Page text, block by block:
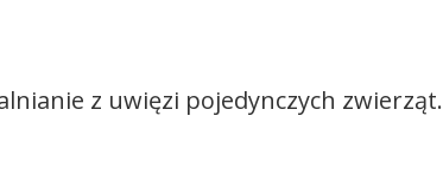
z uwięzi pojedynczych zwierząt.